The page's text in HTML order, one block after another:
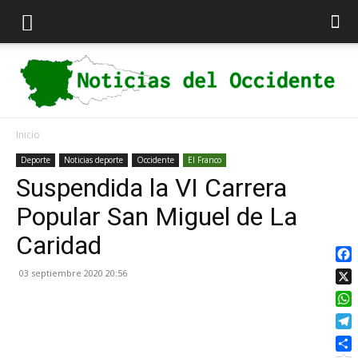
Noticias
del
Inicio
Deporte Noticias deporte Occidente El Franco
Suspendida la VI Carrera
Popular San Miguel de La
Caridad
03 septiembre 2020 20:56
X